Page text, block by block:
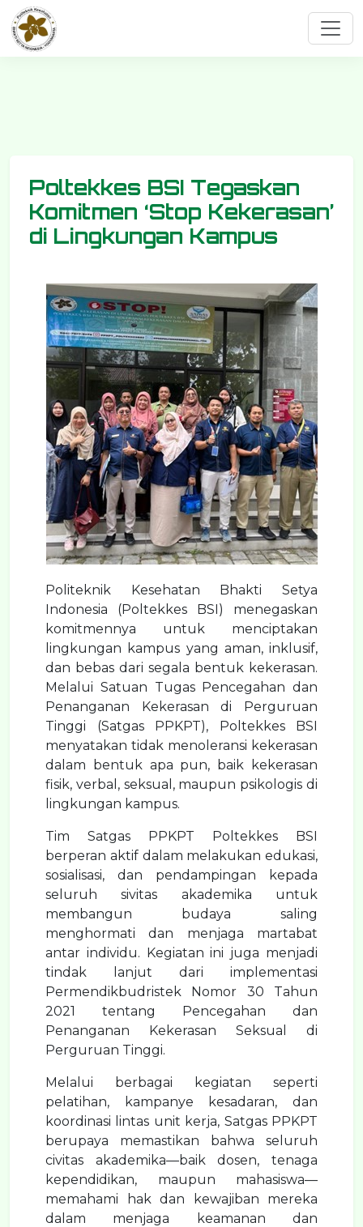
Poltekkes BSI Tegaskan
Komitmen ‘Stop Kekerasan’
di Lingkungan Kampus
Politeknik Kesehatan Bhakti Setya
Indonesia (Poltekkes BSI) menegaskan
komitmennya untuk menciptakan
lingkungan kampus yang aman, inklusif,
dan bebas dari segala bentuk kekerasan.
Melalui Satuan Tugas Pencegahan dan
Penanganan Kekerasan di Perguruan
Tinggi (Satgas PPKPT), Poltekkes BSI
menyatakan tidak menoleransi kekerasan
dalam bentuk apa pun, baik kekerasan
fisik, verbal, seksual, maupun psikologis di
lingkungan kampus.
Tim Satgas PPKPT Poltekkes BSI
berperan aktif dalam melakukan edukasi,
sosialisasi, dan pendampingan kepada
seluruh sivitas akademika untuk
membangun budaya saling
menghormati dan menjaga martabat
antar individu. Kegiatan ini juga menjadi
tindak lanjut dari implementasi
Permendikbudristek Nomor 30 Tahun
2021 tentang Pencegahan dan
Penanganan Kekerasan Seksual di
Perguruan Tinggi.
Melalui berbagai kegiatan seperti
pelatihan, kampanye kesadaran, dan
koordinasi lintas unit kerja, Satgas PPKPT
berupaya memastikan bahwa seluruh
civitas akademika—baik dosen, tenaga
kependidikan, maupun mahasiswa—
memahami hak dan kewajiban mereka
dalam menjaga keamanan dan